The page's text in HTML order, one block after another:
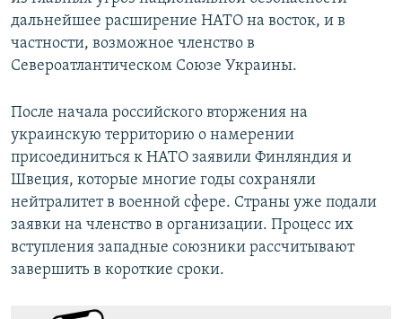
дальнейшее расширение НАТО на восток, и в
частности, возможное членство в
Североатлантическом Союзе Украины.
После начала российского вторжения на
украинскую территорию о намерении
присоединиться к НАТО заявили Финляндия и
Швеция, которые многие годы сохраняли
нейтралитет в военной сфере. Страны уже подали
заявки на членство в организации. Процесс их
вступления западные союзники рассчитывают
завершить в короткие сроки.